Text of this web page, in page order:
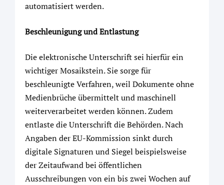
automatisiert werden.
Beschleunigung und Entlastung
Die elektronische Unterschrift sei hierfür ein
wichtiger Mosaikstein. Sie sorge für
beschleunigte Verfahren, weil Dokumente ohne
Medienbrüche übermittelt und maschinell
weiterverarbeitet werden können. Zudem
entlaste die Unterschrift die Behörden. Nach
Angaben der EU-Kommission sinkt durch
digitale Signaturen und Siegel beispielsweise
der Zeitaufwand bei öffentlichen
Ausschreibungen von ein bis zwei Wochen auf